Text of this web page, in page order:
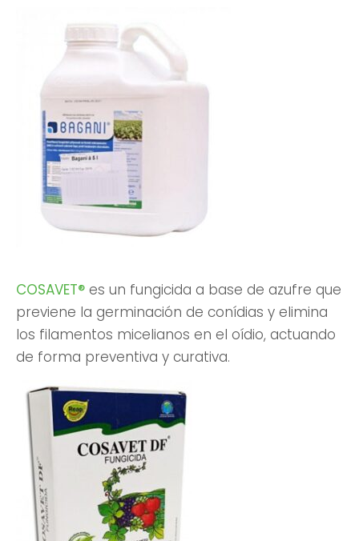
COSAVET® es un fungicida a base de azufre que
previene la germinación de conídias y elimina
los filamentos micelianos en el oídio, actuando
de forma preventiva y curativa.